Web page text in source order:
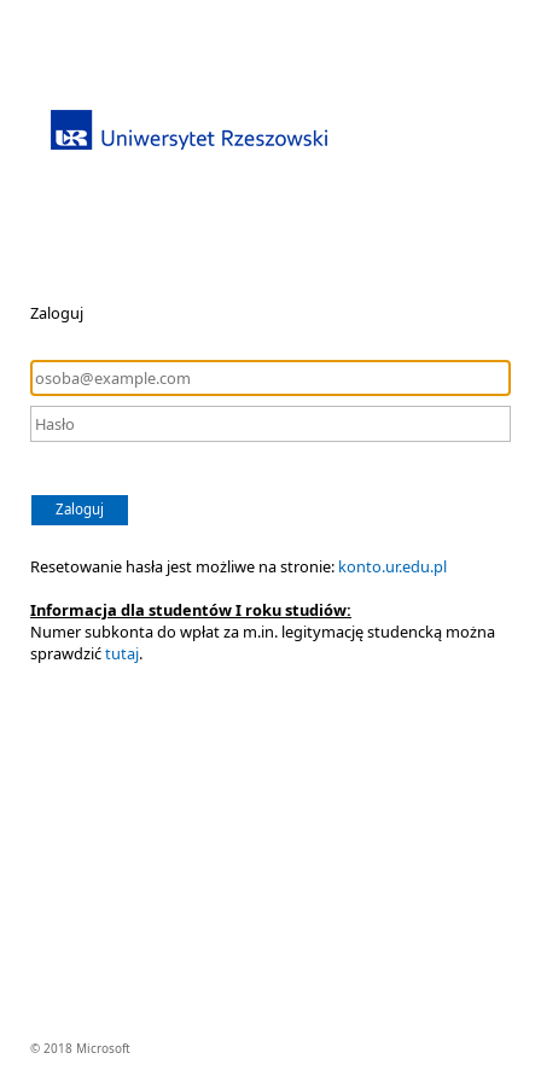
Zaloguj
Zaloguj
Resetowanie hasła jest możliwe na stronie: konto.ur.edu.pl
Informacja dla studentów I roku studiów:
Numer subkonta do wpłat za m.in. legitymację studencką można
sprawdzićtutaj.
© 2018 Microsoft